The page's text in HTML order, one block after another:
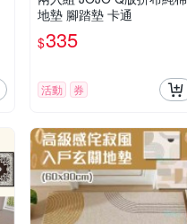
地墊 腳踏墊 卡通
$335
活動 券